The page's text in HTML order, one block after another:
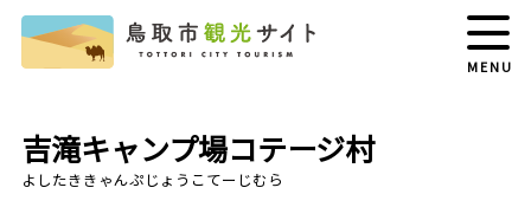
MENU
吉滝キャンプ場コテージ村